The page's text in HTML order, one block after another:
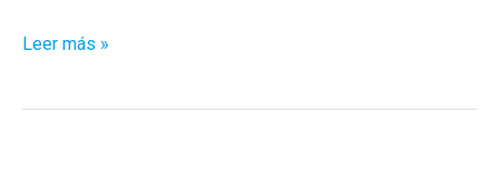
¿Puede
Leer más »